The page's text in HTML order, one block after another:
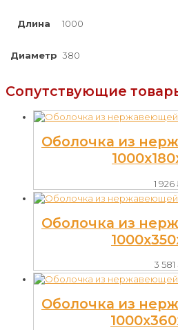
Длина 1000
Диаметр 380
Сопутствующие
Оболочка из
1 926
Оболочка из
3 581
Оболочка из